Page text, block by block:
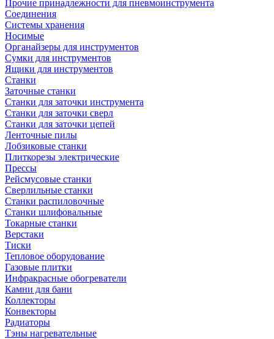
Прочие принадлежности для пневмоинструмента
Соединения
Системы хранения
Носимые
Органайзеры для инструментов
Сумки для инструментов
Ящики для инструментов
Станки
Заточные станки
Станки для заточки инструмента
Станки для заточки сверл
Станки для заточки цепей
Ленточные пилы
Лобзиковые станки
Плиткорезы электрические
Прессы
Рейсмусовые станки
Сверлильные станки
Станки распиловочные
Станки шлифовальные
Токарные станки
Верстаки
Тиски
Тепловое оборудование
Газовые плитки
Инфракрасные обогреватели
Камни для бани
Коллекторы
Конвекторы
Радиаторы
Тэны нагревательные